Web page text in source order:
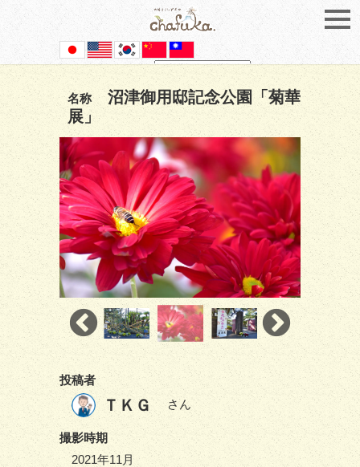
Powered by Translate
名称
沼津御用邸記念公園「菊華
展」
投稿者
ＴＫＧ さん
撮影時期
2021年11月